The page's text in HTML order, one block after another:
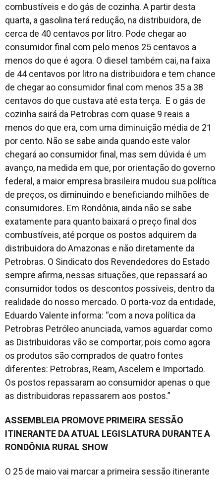
combustíveis e do gás de cozinha. A partir desta
quarta, a gasolina terá redução, na distribuidora, de
cerca de 40 centavos por litro. Pode chegar ao
consumidor final com pelo menos 25 centavos a
menos do que é agora. O diesel também cai, na faixa
de 44 centavos por litro na distribuidora e tem chance
de chegar ao consumidor final com menos 35 a 38
centavos do que custava até esta terça. E o gás de
cozinha sairá da Petrobras com quase 9 reais a
menos do que era, com uma diminuição média de 21
por cento. Não se sabe ainda quando este valor
chegará ao consumidor final, mas sem dúvida é um
avanço, na medida em que, por orientação do governo
federal, a maior empresa brasileira mudou sua política
de preços, os diminuindo e beneficiando milhões de
consumidores. Em Rondônia, ainda não se sabe
exatamente para quanto baixará o preço final dos
combustíveis, até porque os postos adquirem da
distribuidora do Amazonas e não diretamente da
Petrobras. O Sindicato dos Revendedores do Estado
sempre afirma, nessas situações, que repassará ao
consumidor todos os descontos possíveis, dentro da
realidade do nosso mercado. O porta-voz da entidade,
Eduardo Valente informa: “com a nova política da
Petrobras Petróleo anunciada, vamos aguardar como
as Distribuidoras vão se comportar, pois como agora
os produtos são comprados de quatro fontes
diferentes: Petrobras, Ream, Ascelem e Importado.
Os postos repassaram ao consumidor apenas o que
as distribuidoras repassarem aos postos.”
ASSEMBLEIA PROMOVE PRIMEIRA SESSÃO
ITINERANTE DA ATUAL LEGISLATURA DURANTE A
RONDÔNIA RURAL SHOW
O 25 de maio vai marcar a primeira sessão itinerante